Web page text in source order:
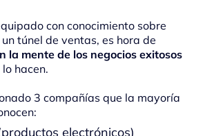
con conocimiento sobre
túnel de ventas, es hora de
la mente de los negocios exitosos
hacen.
3 compañías que la mayoría
electrónicos)